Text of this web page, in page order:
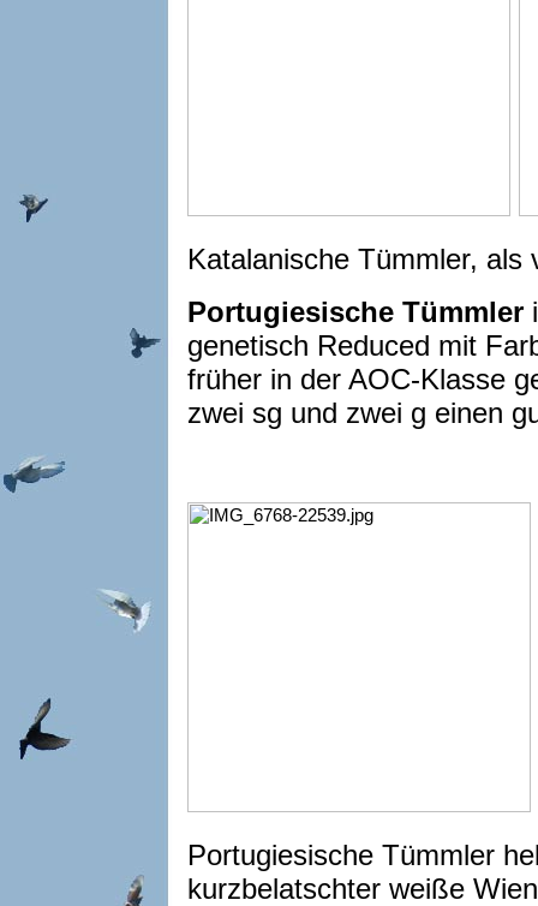
Katalanische Tümmler, als
Portugiesische Tümmler
genetisch Reduced mit
früher in der AOC-Klasse
zwei sg und zwei g einen
Portugiesische Tümmler
kurzbelatschter weiße